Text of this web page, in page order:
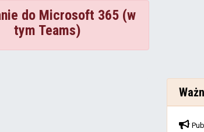
do Microsoft 365 (w
tym Teams)